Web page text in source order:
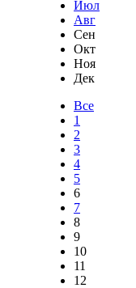
Июл
Авг
Сен
Окт
Ноя
Дек
Все
1
2
3
4
5
6
7
8
9
10
11
12